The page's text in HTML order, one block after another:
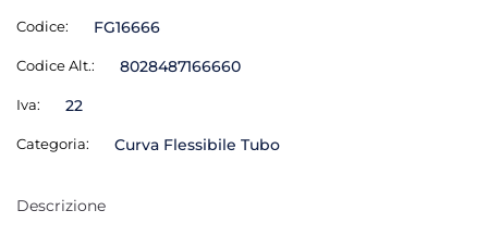
Codice: FG16666
Codice Alt.: 8028487166660
Iva: 22
Categoria: Curva Flessibile Tubo
Descrizione